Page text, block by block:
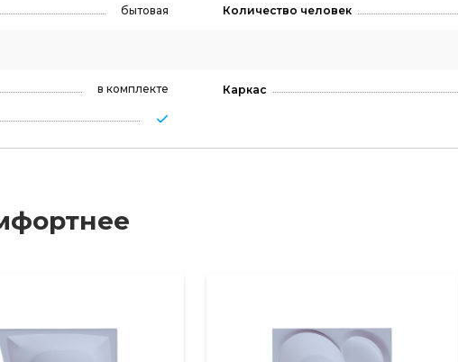
бытовая Количество человек
в комплекте Каркас